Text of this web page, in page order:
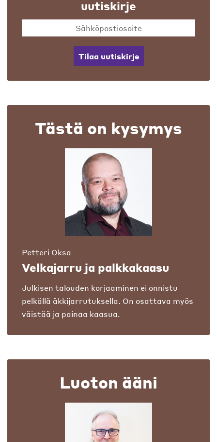
uutiskirje
Tilaa uutiskirje
Tästä on kysymys
Petteri Oksa
Velkajarru ja palkkakaasu
Julkisen talouden korjaaminen ei onnistu
pelkällä äkkijarrutuksella. On osattava myös
väistää ja painaa kaasua.
Luoton ääni